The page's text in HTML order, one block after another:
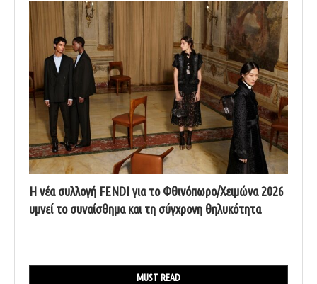
Η νέα συλλογή FENDI για το Φθινόπωρο/Χειμώνα 2026
υμνεί το συναίσθημα και τη σύγχρονη θηλυκότητα
MUST READ